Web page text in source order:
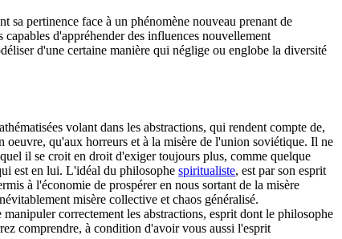
sa pertinence face à un phénomène nouveau prenant de
d'appréhender des influences nouvellement
d'une certaine manière qui néglige ou englobe la diversité
volant dans les abstractions, qui rendent compte de,
oeuvre, qu'aux horreurs et à la misère de l'union soviétique. Il ne
il se croit en droit d'exiger toujours plus, comme quelque
est en lui. L'idéal du philosophe spiritualiste, est par son esprit
à l'économie de prospérer en nous sortant de la misère
misère collective et chaos généralisé.
correctement les abstractions, esprit dont le philosophe
comprendre, à condition d'avoir vous aussi l'esprit